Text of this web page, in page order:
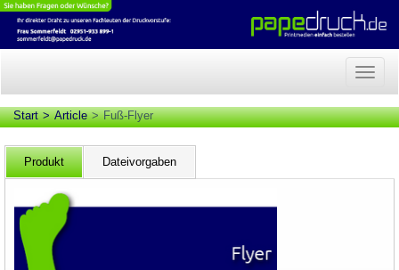
Start Article Fuß-Flyer
Produkt Dateivorgaben